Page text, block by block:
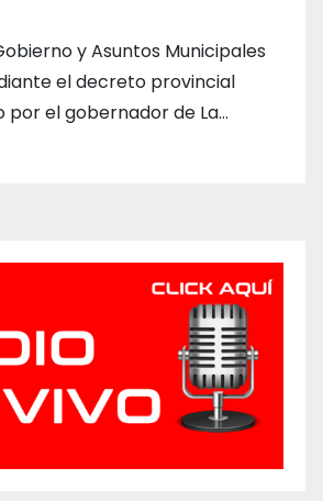
y Asuntos Municipales
el decreto provincial
el gobernador de La…